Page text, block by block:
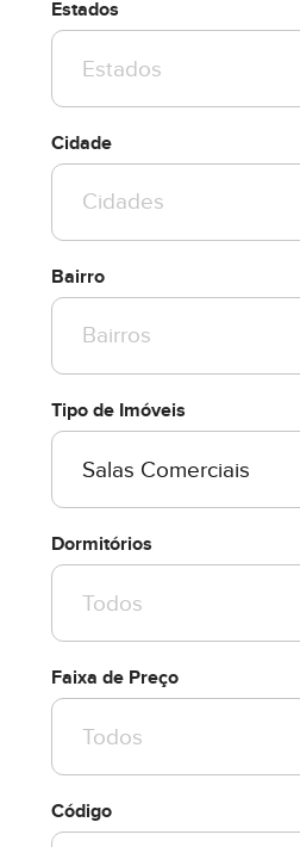
Estados
Cidade
Bairro
Tipo de Imóveis
Dormitórios
Faixa de Preço
Código